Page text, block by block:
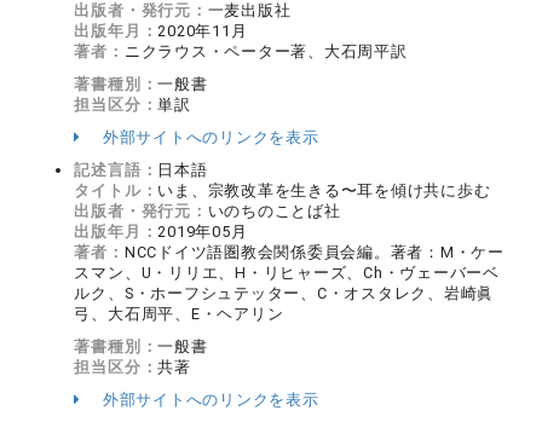
出版者・発行元： 一麦出版社
出版年月：2020年11月
著者： ニクラウス・ペーター著、大石周平訳
著書種別：一般書
担当区分：単訳
外部サイトへのリンクを表示
記述言語： 日本語
タイトル： いま、宗教改革を生きる〜耳を傾け共に歩む
出版者・発行元： いのちのことば社
出版年月：2019年05月
著者： NCCドイツ語圏教会関係委員会編。著者：M・ケー
スマン、U・リリエ、H・リヒャーズ、Ch・ヴェーバーベ
ルク、S・ホーフシュテッター、C・オスタレク、岩崎眞
弓、大石周平、E・ヘアリン
著書種別：一般書
担当区分：共著
外部サイトへのリンクを表示